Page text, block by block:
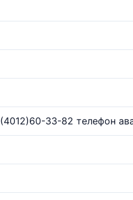
(4012)60-33-82 телефон